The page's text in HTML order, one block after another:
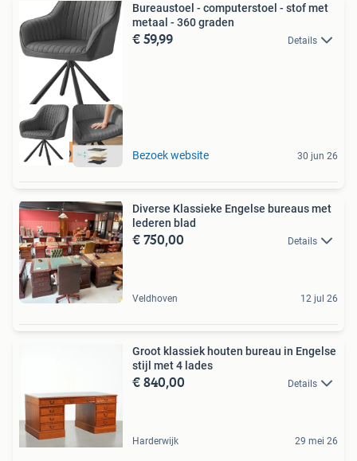
Goedkoopste van NL
Bureaustoel - computerstoel - stof met
metaal - 360 graden
€ 59,99 Details
Bezoek website 30 jun 26
Diverse Klassieke Engelse bureaus met
lederen blad
€ 750,00 Details
Veldhoven 12 jul 26
Groot klassiek houten bureau in Engelse
stijl met 4 lades
€ 840,00 Details
Harderwijk 29 mei 26